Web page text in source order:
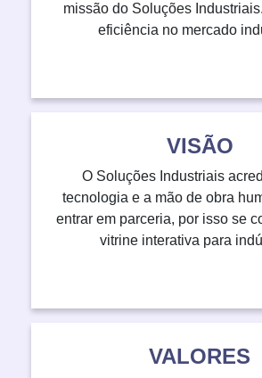
missão do Soluções
eficiência no mercado
VISÃO
O Soluções Industriais
tecnologia e a mão de obra
entrar em parceria, por isso se
vitrine interativa para
VALORES